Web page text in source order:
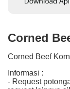
Corned
Corned Beef
Informasi :
- Request